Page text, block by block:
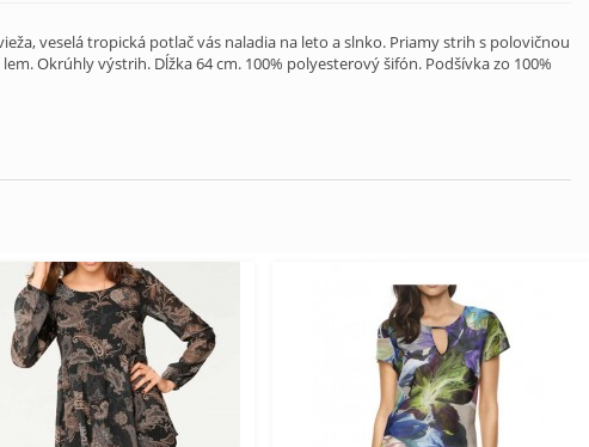
veselá tropická potlač vás naladia na leto a slnko. Priamy strih s polovičnou
Okrúhly výstrih. Dĺžka 64 cm. 100% polyesterový šifón. Podšívka zo 100%